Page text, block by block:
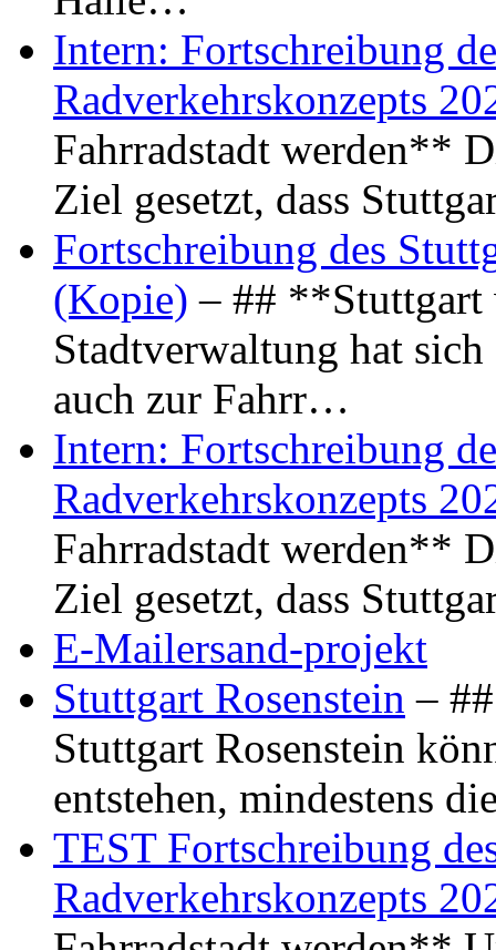
Intern: Fortschreibung
Radverkehrskonzepts
Fahrradstadt werden**
Ziel gesetzt, dass
Fortschreibung des
(Kopie) – ## **Stuttgart
Stadtverwaltung hat
auch zur Fahrr…
Intern: Fortschreibung
Radverkehrskonzepts
Fahrradstadt werden**
Ziel gesetzt, dass
E-Mailersand-projekt
Stuttgart Rosenstein –
Stuttgart Rosenstein
entstehen, mindestens
TEST Fortschreibung
Radverkehrskonzepts